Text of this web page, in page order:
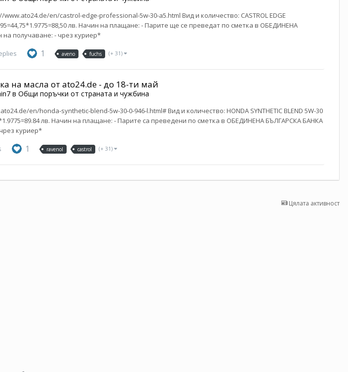
en/castrol-edge-professional-5w-30-a5.html Вид и количество: CASTROL EDGE
лв. Начин на плащане: - Парите ще се преведат по сметка в ОБЕДИНЕНА
получаване: - чрез куриер*
1 aveno fuchs (+ 31)
на масла от ato24.de - до 18-ти май
в Общи поръчки от страната и чужбина
en/honda-synthetic-blend-5w-30-0-946-l.html# Вид и количество: HONDA SYNTHETIC BLEND 5W-30
лв. Начин на плащане: - Парите са преведени по сметка в ОБЕДИНЕНА БЪЛГАРСКА БАНКА
куриер*
1 ravenol castrol (+ 31)
Цялата активност